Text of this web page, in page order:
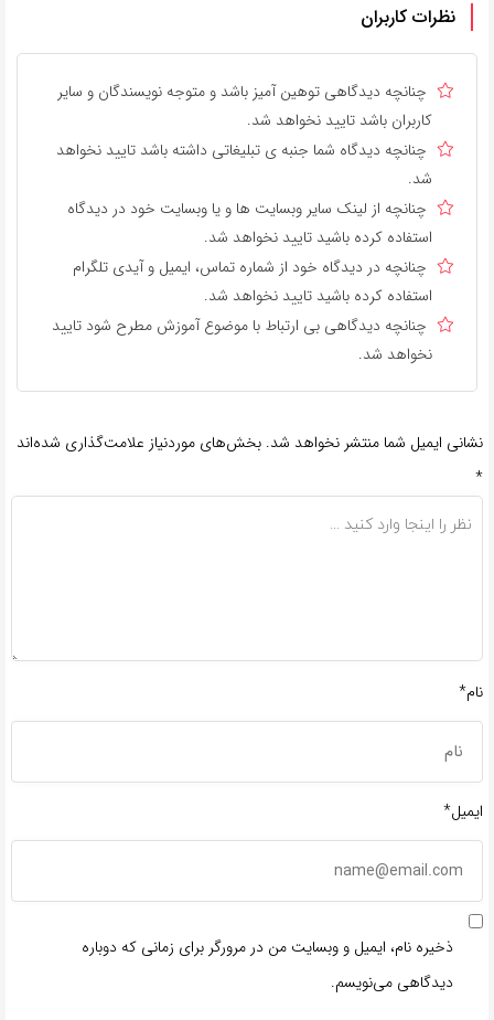
نظرات کاربران
چنانچه دیدگاهی توهین آمیز باشد و متوجه نویسندگان و سایر
کاربران باشد تایید نخواهد شد.
چنانچه دیدگاه شما جنبه ی تبلیغاتی داشته باشد تایید نخواهد
شد.
چنانچه از لینک سایر وبسایت ها و یا وبسایت خود در دیدگاه
استفاده کرده باشید تایید نخواهد شد.
چنانچه در دیدگاه خود از شماره تماس، ایمیل و آیدی تلگرام
استفاده کرده باشید تایید نخواهد شد.
چنانچه دیدگاهی بی ارتباط با موضوع آموزش مطرح شود تایید
نخواهد شد.
نشانی ایمیل شما منتشر نخواهد شد. بخش‌های موردنیاز علامت‌گذاری شده‌اند
*
نام*
ایمیل*
ذخیره نام، ایمیل و وبسایت من در مرورگر برای زمانی که دوباره
دیدگاهی می‌نویسم.